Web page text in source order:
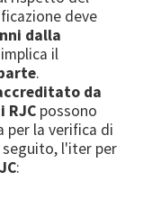
deve
dalla
il
.
da
RJC possono
per la verifica di
seguito, l'iter per
: